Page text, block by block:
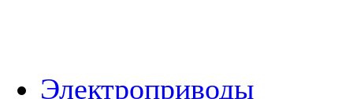
Электроприводы